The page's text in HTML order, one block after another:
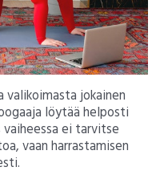
valikoimasta jokainen
löytää helposti
ei tarvitse
vaan harrastamisen